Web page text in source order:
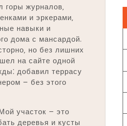
журналов‚
и эркерами‚
навыки и
дома с мансардой.
но без лишних
на сайте одной
добавил террасу
– без этого
участок – это
деревья и кусты